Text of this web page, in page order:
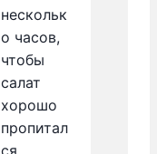
нескольк
о часов,
чтобы
салат
хорошо
пропитал
ся.